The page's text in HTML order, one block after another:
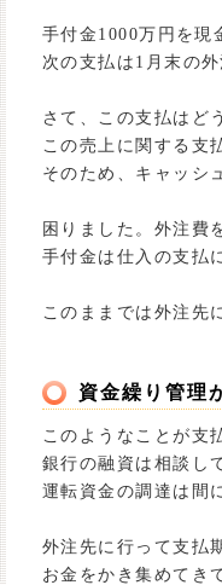
手付金1000万円を現
次の支払は1月末の
さて、この支払はど
この売上に関する支
そのため、キャッシ
困りました。外注費
手付金は仕入の支払
このままでは外注先
資金繰り管理
このようなことが支
銀行の融資は相談し
運転資金の調達は間
外注先に行って支払
お金をかき集めてき